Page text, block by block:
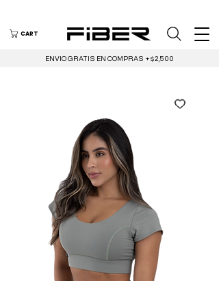
CART
ENVIO GRATIS EN COMPRAS +$2,500